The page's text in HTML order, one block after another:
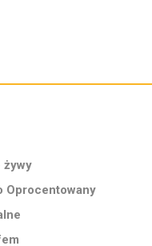
żywy
Oprocentowany